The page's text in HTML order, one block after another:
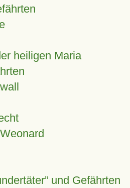
heiligen Maria
und Gefährten